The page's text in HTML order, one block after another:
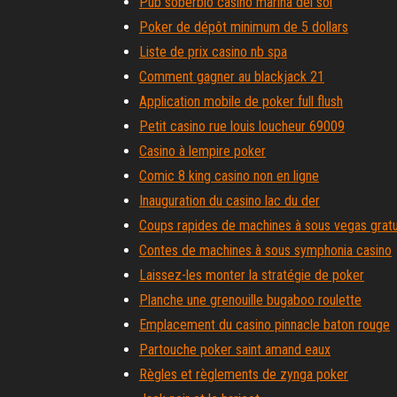
Poker de dépôt minimum de 5 dollars
Liste de prix casino nb spa
Comment gagner au blackjack 21
Application mobile de poker full flush
Petit casino rue louis loucheur 69009
Casino à lempire poker
Comic 8 king casino non en ligne
Inauguration du casino lac du der
Coups rapides de machines à sous vegas
Contes de machines à sous symphonia casino
Laissez-les monter la stratégie de poker
Planche une grenouille bugaboo roulette
Emplacement du casino pinnacle baton rouge
Partouche poker saint amand eaux
Règles et règlements de zynga poker